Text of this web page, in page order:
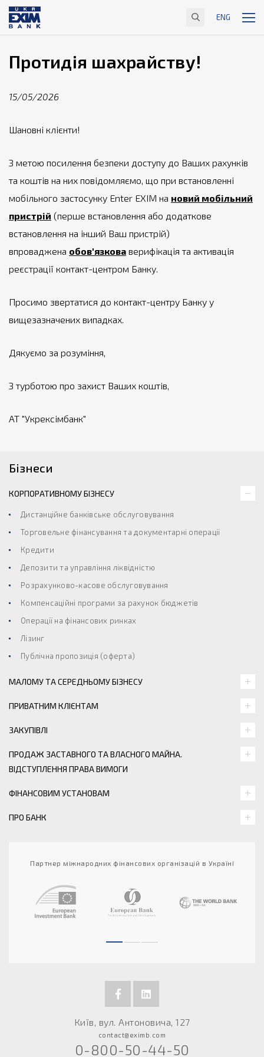
ENG
Протидія шахрайству!
15/05/2026
Шановні клієнти!
З метою посилення безпеки доступу до Ваших рахунків
та коштів на них повідомляємо, що при встановленні
мобільного застосунку Enter EXIM на новий мобільний
пристрій (перше встановлення або додаткове
встановлення на інший Ваш пристрій)
впроваджена обов'язкова верифікація та активація
реєстрації контакт-центром Банку.
Просимо звертатися до контакт-центру Банку у
вищезазначених випадках.
Дякуємо за розуміння,
З турботою про захист Ваших коштів,
АТ "Укрексімбанк"
Бізнеси
КОРПОРАТИВНОМУ БІЗНЕСУ
Дистанційне банківське обслуговування
Торговельне фінансування та документарні операції
Кредити
Депозити та управління ліквідністю
Розрахунково-касове обслуговування
Компенсаційні програми за рахунок бюджетів
Операції на фінансових ринках
Лізинг
Публічна пропозиція (оферта)
МАЛОМУ ТА СЕРЕДНЬОМУ БІЗНЕСУ
ПРИВАТНИМ КЛІЄНТАМ
ЗАКУПІВЛІ
ПРОДАЖ ЗАСТАВНОГО ТА ВЛАСНОГО МАЙНА.
ВІДСТУПЛЕННЯ ПРАВА ВИМОГИ
ФІНАНСОВИМ УСТАНОВАМ
ПРО БАНК
Партнер міжнародних фінансових організацій в Україні
Київ, вул. Антоновича, 127
contact@eximb.com
0-800-50-44-50